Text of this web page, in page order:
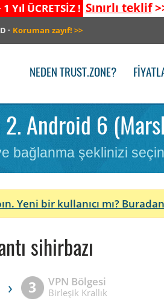
Yıl ÜCRETSİZ ! Sınırlı teklif
· Koruman zayıf! >>
NEDEN TRUST.ZONE?
2. Android 6
bağlanma şeklinizi seçin
Yeni bir kullanıcı mı?
sihirbazı
› 3 VPN Bölgesi
Birleşik Krallık